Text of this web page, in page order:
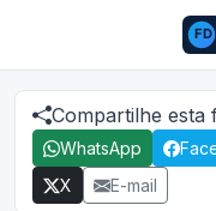
Compartilhe esta
WhatsApp
X
E-mail